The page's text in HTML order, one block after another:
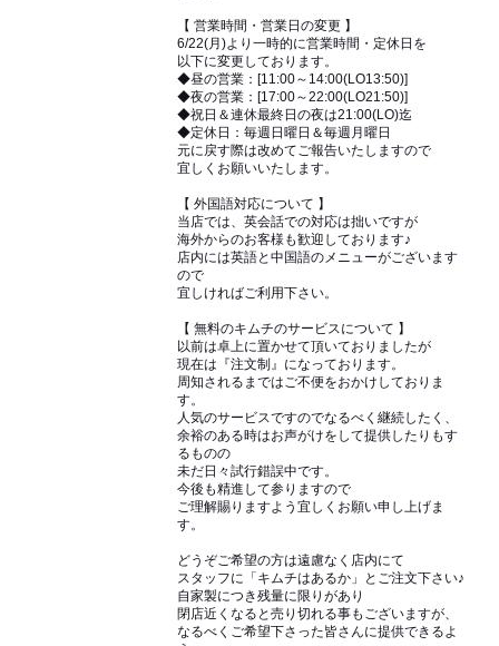
【 営業時間・営業日の変更 】
6/22(月)より一時的に営業時間・定休日を
以下に変更しております。
◆昼の営業：[11:00～14:00(LO13:50)]
◆夜の営業：[17:00～22:00(LO21:50)]
◆祝日＆連休最終日の夜は21:00(LO)迄
◆定休日：毎週日曜日＆毎週月曜日
元に戻す際は改めてご報告いたしますので
宜しくお願いいたします。
【 外国語対応について 】
当店では、英会話での対応は拙いですが
海外からのお客様も歓迎しております♪
店内には英語と中国語のメニューがございます
ので
宜しければご利用下さい。
【 無料のキムチのサービスについて 】
以前は卓上に置かせて頂いておりましたが
現在は『注文制』になっております。
周知されるまではご不便をおかけしておりま
す。
人気のサービスですのでなるべく継続したく、
余裕のある時はお声がけをして提供したりもす
るものの
未だ日々試行錯誤中です。
今後も精進して参りますので
ご理解賜りますよう宜しくお願い申し上げま
す。
どうぞご希望の方は遠慮なく店内にて
スタッフに「キムチはあるか」とご注文下さい♪
自家製につき残量に限りがあり
閉店近くなると売り切れる事もございますが、
なるべくご希望下さった皆さんに提供できるよ